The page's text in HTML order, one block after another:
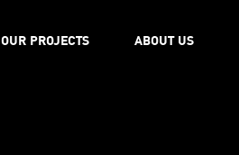
OUR PROJECTS ABOUT US